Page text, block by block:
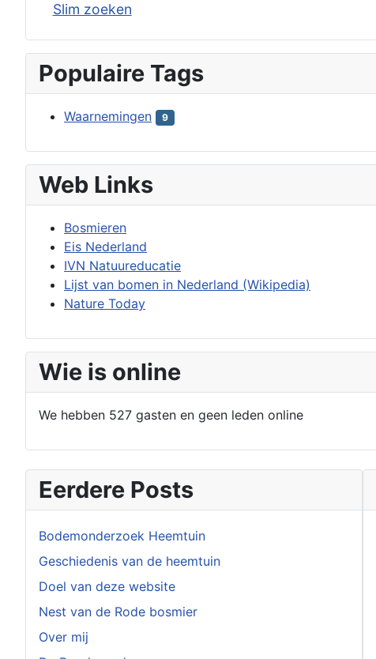
Slim zoeken
Populaire Tags
Waarnemingen 9
Web Links
Bosmieren
Eis Nederland
IVN Natuureducatie
Lijst van bomen in Nederland (Wikipedia)
Nature Today
Wie is online
We hebben 527 gasten en geen leden online
Eerdere Posts
Bodemonderzoek Heemtuin
Geschiedenis van de heemtuin
Doel van deze website
Nest van de Rode bosmier
Over mij